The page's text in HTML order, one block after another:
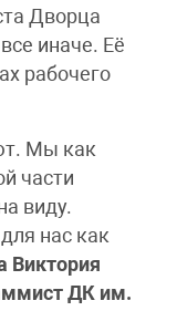
Дворца
иначе. Её
рабочего
Мы как
части
виду.
нас как
Виктория
ДК им.